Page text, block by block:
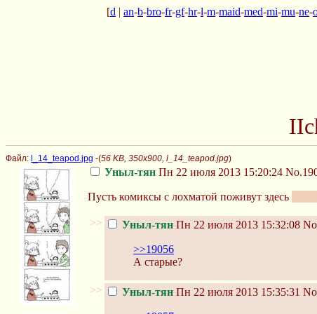
[d | an-b-bro-fr-gf-hr-l-m-maid-med-mi-mu-ne-
Файл: l_14_teapod.jpg -(56 KB, 350x900, l_14_teapod.jpg)
Уныл-тян Пн 22 июля 2013 15:20:24
Пусть комиксы с лохматой поживут здесь
>> Уныл-тян Пн 22 июля 2013 15:32:08
>>19056
А старые?
>> Уныл-тян Пн 22 июля 2013 15:35:31